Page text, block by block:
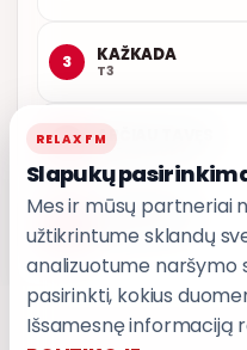
3 KAŽKADA
T3
4 ARČIAU TAVĘS
LEDINĖ JŪRA
T3
RELAX FM
Slapukų
Mes ir mūsų partneriai
užtikrintume sklandų
analizuotume naršymo
pasirinkti, kokius
Išsamesnę informaciją